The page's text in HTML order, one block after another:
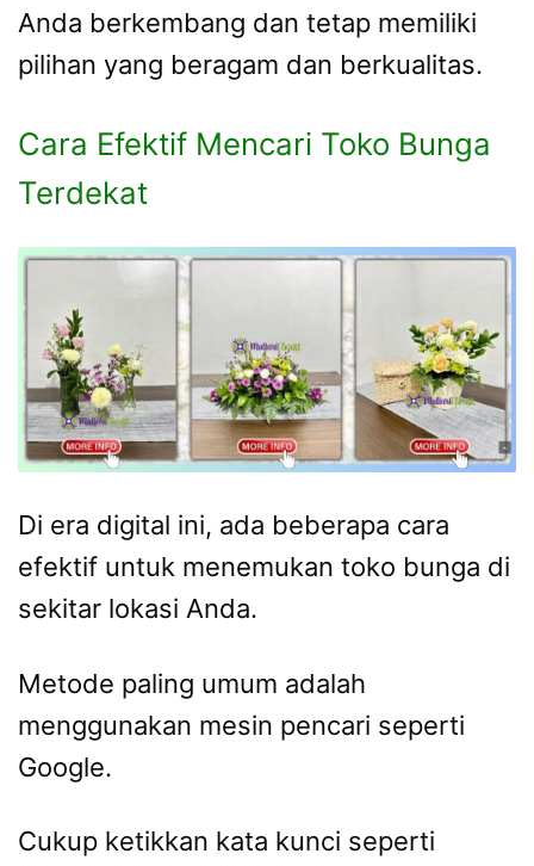
Anda berkembang dan tetap memiliki
pilihan yang beragam dan berkualitas.
Cara Efektif Mencari Toko Bunga
Terdekat
Di era digital ini, ada beberapa cara
efektif untuk menemukan toko bunga di
sekitar lokasi Anda.
Metode paling umum adalah
menggunakan mesin pencari seperti
Google.
Cukup ketikkan kata kunci seperti